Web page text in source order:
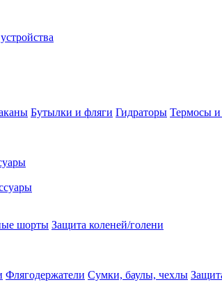
Бутылки и фляги Гидраторы Термосы
шорты Защита коленей/голени
Флягодержатели Сумки, баулы, чехлы